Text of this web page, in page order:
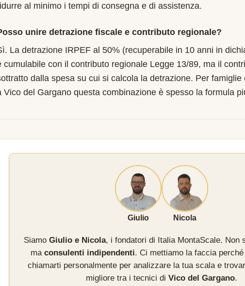
al minimo i tempi di consegna e di assistenza.
unire detrazione fiscale e contributo regionale?
La detrazione IRPEF al 50% (recuperabile in 10 anni in
cumulabile con il contributo regionale Legge 13/89, ma il
dalla spesa su cui si calcola la detrazione. Per famiglie
Vico del Gargano questa combinazione è spesso la formula
Giulio Nicola
Siamo Giulio e Nicola, i fondatori di Italia MontaScale. Non
ma consulenti indipendenti. Ci mettiamo la faccia
chiamarti personalmente per analizzare la tua scala e
migliore tra i tecnici di Vico del Gargano.